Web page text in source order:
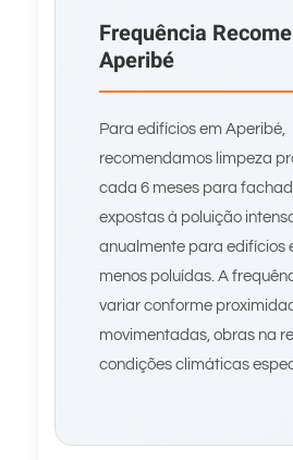
Frequência
Aperibé
Para edifícios em Aperibé,
recomendamos limpeza
cada 6 meses para
expostas à poluição
anualmente para edifícios
menos poluídas. A
variar conforme
movimentadas, obras na
condições climáticas